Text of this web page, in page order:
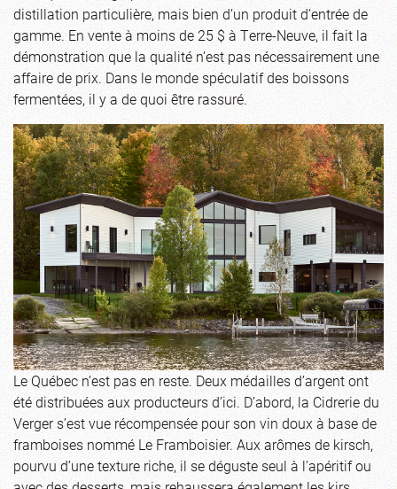
distillation particulière, mais bien d’un produit d’entrée de
gamme. En vente à moins de 25 $ à Terre-Neuve, il fait la
démonstration que la qualité n’est pas nécessairement une
affaire de prix. Dans le monde spéculatif des boissons
fermentées, il y a de quoi être rassuré.
Le Québec n’est pas en reste. Deux médailles d’argent ont
été distribuées aux producteurs d’ici. D’abord, la Cidrerie du
Verger s’est vue récompensée pour son vin doux à base de
framboises nommé Le Framboisier. Aux arômes de kirsch,
pourvu d’une texture riche, il se déguste seul à l’apéritif ou